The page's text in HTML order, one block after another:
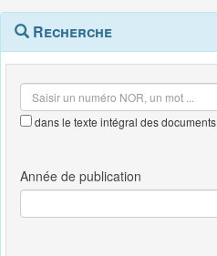
Navigation
outils
Menu
contextuel
Recherche
dans le texte intégral des documents